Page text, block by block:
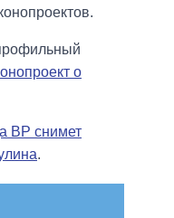
о
ВР снимет
.